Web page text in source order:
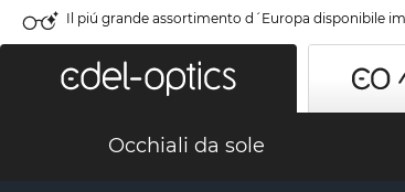
Il piú grande assortimento d´Europa disponibile
Occhiali da sole